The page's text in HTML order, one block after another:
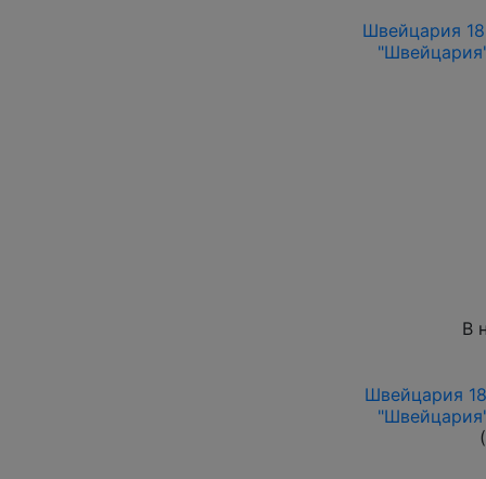
Швейцария
В
Швейцария